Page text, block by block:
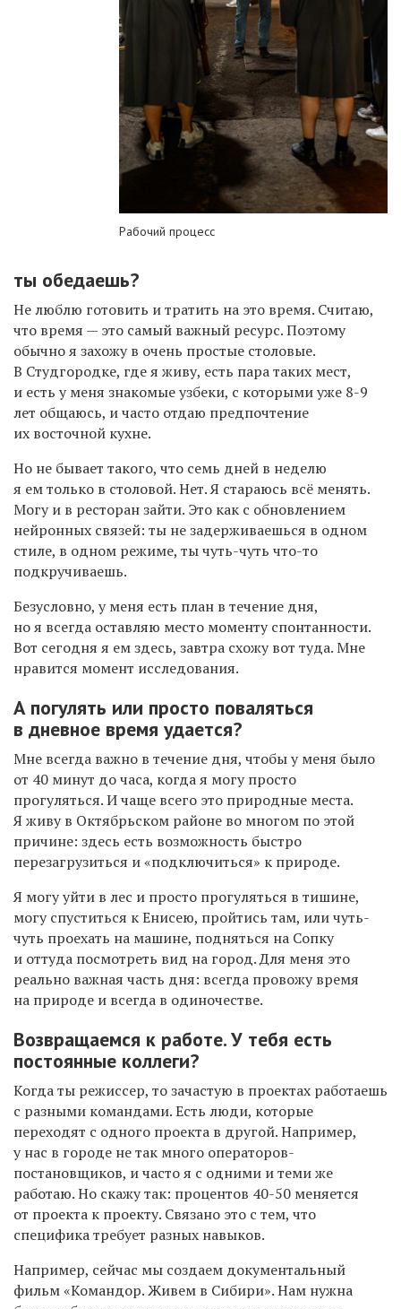
Рабочий процесс
ты обедаешь?
Не люблю готовить и тратить на это время. Считаю,
что время — это самый важный ресурс. Поэтому
обычно я захожу в очень простые столовые.
В Студгородке, где я живу, есть пара таких мест,
и есть у меня знакомые узбеки, с которыми уже 8-9
лет общаюсь, и часто отдаю предпочтение
их восточной кухне.
Но не бывает такого, что семь дней в неделю
я ем только в столовой. Нет. Я стараюсь всё менять.
Могу и в ресторан зайти. Это как с обновлением
нейронных связей: ты не задерживаешься в одном
стиле, в одном режиме, ты чуть-чуть что-то
подкручиваешь.
Безусловно, у меня есть план в течение дня,
но я всегда оставляю место моменту спонтанности.
Вот сегодня я ем здесь, завтра схожу вот туда. Мне
нравится момент исследования.
А погулять или просто поваляться
в дневное время удается?
Мне всегда важно в течение дня, чтобы у меня было
от 40 минут до часа, когда я могу просто
прогуляться. И чаще всего это природные места.
Я живу в Октябрьском районе во многом по этой
причине: здесь есть возможность быстро
перезагрузиться и «подключиться» к природе.
Я могу уйти в лес и просто прогуляться в тишине,
могу спуститься к Енисею, пройтись там, или чуть-
чуть проехать на машине, подняться на Сопку
и оттуда посмотреть вид на город. Для меня это
реально важная часть дня: всегда провожу время
на природе и всегда в одиночестве.
Возвращаемся к работе. У тебя есть
постоянные коллеги?
Когда ты режиссер, то зачастую в проектах работаешь
с разными командами. Есть люди, которые
переходят с одного проекта в другой. Например,
у нас в городе не так много операторов-
постановщиков, и часто я с одними и теми же
работаю. Но скажу так: процентов 40-50 меняется
от проекта к проекту. Связано это с тем, что
специфика требует разных навыков.
Например, сейчас мы создаем документальный
фильм «Командор. Живем в Сибири». Нам нужна